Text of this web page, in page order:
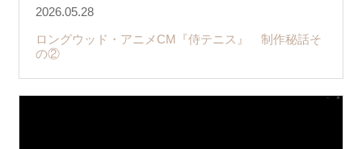
2026.05.28
ロングウッド・アニメCM『侍テニス』 制作秘話そ
の②